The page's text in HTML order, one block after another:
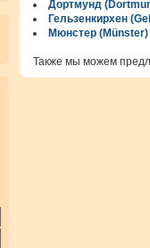
Дортмунд
Гельзенкирхен
Мюнстер (Münster)
Также мы можем